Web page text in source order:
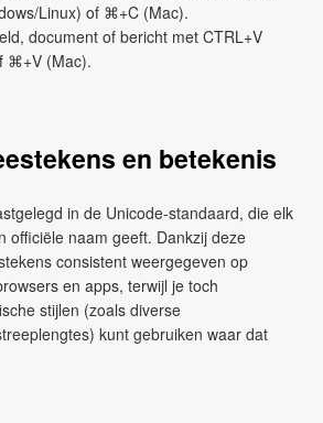
Linux) of ⌘+C (Mac).
document of bericht met CTRL+V
⌘+V (Mac).
en betekenis
in de Unicode-standaard, die elk
officiële naam geeft. Dankzij deze
consistent weergegeven op
en apps, terwijl je toch
stijlen (zoals diverse
kunt gebruiken waar dat